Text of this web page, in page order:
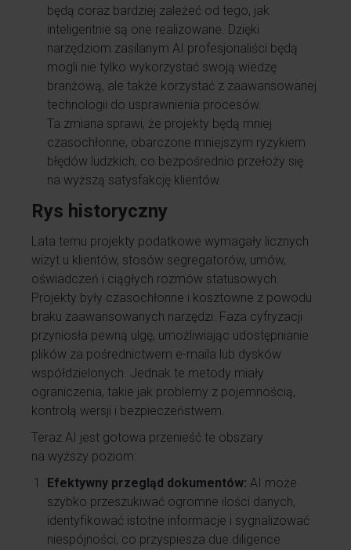
będą coraz bardziej zależeć od tego, jak
inteligentnie są one realizowane. Dzięki
narzędziom zasilanym AI profesjonaliści będą
mogli nie tylko wykorzystać swoją wiedzę
branżową, ale także korzystać z zaawansowanej
technologii do usprawnienia procesów.
Ta zmiana sprawi, że projekty będą mniej
czasochłonne, obarczone mniejszym ryzykiem
błędów ludzkich, co bezpośrednio przełoży się
na wyższą satysfakcję klientów.
Rys historyczny
Lata temu projekty podatkowe wymagały licznych
wizyt u klientów, stosów segregatorów, umów,
oświadczeń i ciągłych rozmów statusowych.
Projekty były czasochłonne i kosztowne z powodu
braku zaawansowanych narzędzi. Faza cyfryzacji
przyniosła pewną ulgę, umożliwiając udostępnianie
plików za pośrednictwem e-maila lub dysków
współdzielonych. Jednak te metody miały
ograniczenia, takie jak problemy z pojemnością,
kontrolą wersji i bezpieczeństwem.
Teraz AI jest gotowa przenieść te obszary
na wyższy poziom:
Efektywny przegląd dokumentów: AI może
szybko przeszukiwać ogromne ilości danych,
identyfikować istotne informacje i sygnalizować
niespójności, co przyspiesza due diligence